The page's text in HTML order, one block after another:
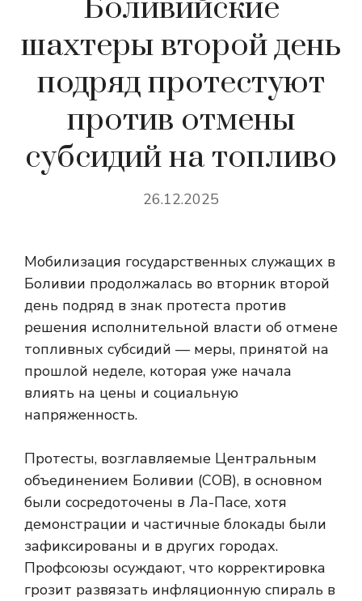
Боливийские
шахтеры второй день
подряд протестуют
против отмены
субсидий на топливо
26.12.2025
Мобилизация государственных служащих в
Боливии продолжалась во вторник второй
день подряд в знак протеста против
решения исполнительной власти об отмене
топливных субсидий — меры, принятой на
прошлой неделе, которая уже начала
влиять на цены и социальную
напряженность.
Протесты, возглавляемые Центральным
объединением Боливии (COB), в основном
были сосредоточены в Ла-Пасе, хотя
демонстрации и частичные блокады были
зафиксированы и в других городах.
Профсоюзы осуждают, что корректировка
грозит развязать инфляционную спираль в